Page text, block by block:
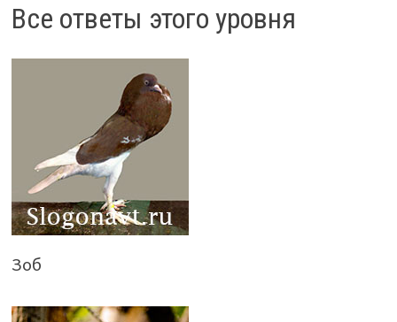
Все ответы этого уровня
Зоб